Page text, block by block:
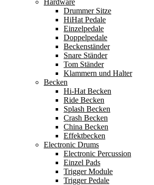
Hardware
Drummer Sitze
HiHat Pedale
Einzelpedale
Doppelpedale
Beckenständer
Snare Ständer
Tom Ständer
Klammern und Halter
Becken
Hi-Hat Becken
Ride Becken
Splash Becken
Crash Becken
China Becken
Effektbecken
Electronic Drums
Electronic Percussion
Einzel Pads
Trigger Module
Trigger Pedale